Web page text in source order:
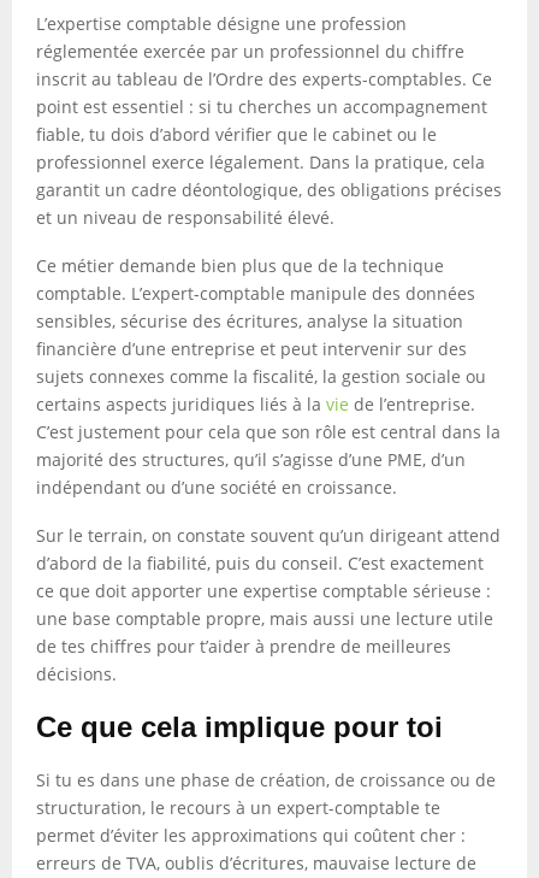
L’expertise comptable désigne une profession
réglementée exercée par un professionnel du chiffre
inscrit au tableau de l’Ordre des experts-comptables. Ce
point est essentiel : si tu cherches un accompagnement
fiable, tu dois d’abord vérifier que le cabinet ou le
professionnel exerce légalement. Dans la pratique, cela
garantit un cadre déontologique, des obligations précises
et un niveau de responsabilité élevé.
Ce métier demande bien plus que de la technique
comptable. L’expert-comptable manipule des données
sensibles, sécurise des écritures, analyse la situation
financière d’une entreprise et peut intervenir sur des
sujets connexes comme la fiscalité, la gestion sociale ou
certains aspects juridiques liés à la vie de l’entreprise.
C’est justement pour cela que son rôle est central dans la
majorité des structures, qu’il s’agisse d’une PME, d’un
indépendant ou d’une société en croissance.
Sur le terrain, on constate souvent qu’un dirigeant attend
d’abord de la fiabilité, puis du conseil. C’est exactement
ce que doit apporter une expertise comptable sérieuse :
une base comptable propre, mais aussi une lecture utile
de tes chiffres pour t’aider à prendre de meilleures
décisions.
Ce que cela implique pour toi
Si tu es dans une phase de création, de croissance ou de
structuration, le recours à un expert-comptable te
permet d’éviter les approximations qui coûtent cher :
erreurs de TVA, oublis d’écritures, mauvaise lecture de